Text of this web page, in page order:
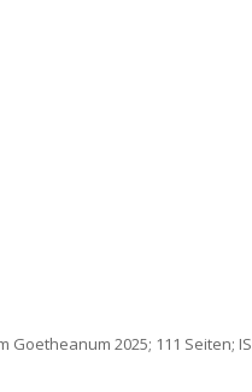
2025; 111 Seiten;